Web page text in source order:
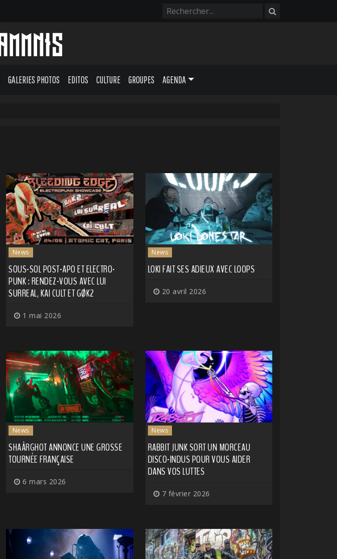
GALERIES PHOTOS EDITOS CULTURE GROUPES AGENDA
News
SOUS-SOL POST-APO ET ELECTRO-
PUNK : RENDEZ-VOUS AVEC LUI
SURREAL, KAI CULT ET GØK2
1 mai 2026
News
LOKI FAIT SES ADIEUX AVEC LOOPS
20 avril 2026
News
SHAÂRGHOT ANNONCE UNE GROSSE
TOURNÉE FRANÇAISE
6 mars 2026
News
RABBIT JUNK SORT UN MORCEAU
DISCO-INDUS POUR VOUS AIDER
DANS VOS LUTTES
7 février 2026